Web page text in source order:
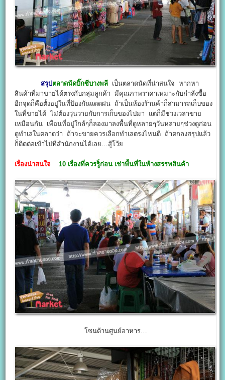
สรุปตลาดนัดบิ๊กซีบางพลี เป็นตลาดนัดที่น่าสนใจ หากหา
สินค้าที่มาขายได้ตรงกับกลุ่มลูกค้า มีคุณภาพราคาเหมาะกับกำลังซื้อ
อีกจุดก็คือตั้งอยู่ในที่ป้องกันแดดฝน ถ้าเป็นห้องร้านค้าก็สามารถเก็บของ
ในที่ขายได้ ไม่ต้องวุ่นวายกับการเก็บของไปมา แต่ก็มีช่วงเวลาขาย
เหมือนกัน เพื่อนที่อยู่ใกล้ๆก็ลองมาลงพื้นที่ดูหลายๆวันหลายๆช่วงดูก่อน
ดูทำเลในตลาดว่า ถ้าจะขายควรเลือกทำเลตรงไหนดี ถ้าตกลงสรุปแล้ว
ก็ติดต่อเข้าไปที่สำนักงานได้เลย…สู้โว้ย
เรื่องน่าสนใจ 10 เรื่องที่ควรรู็ก่อน เช่าพื้นที่ในห้างสรรพสินค้า
โซนด้านศูนย์อาหาร…